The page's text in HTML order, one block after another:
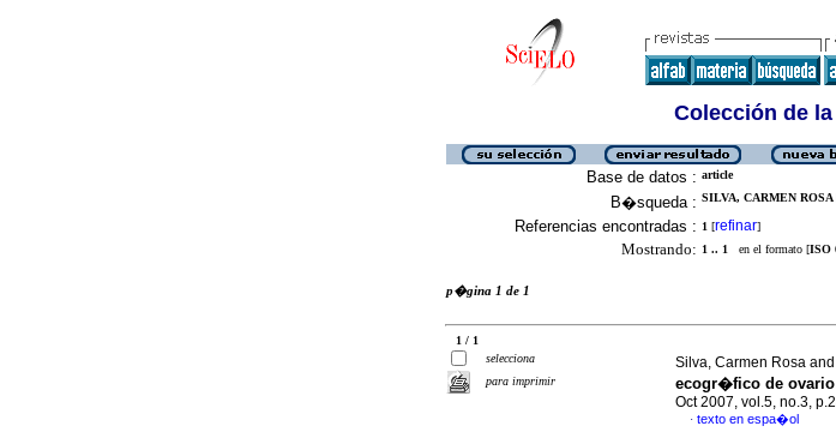
Colección de
Base de datos : article
B�squeda : SILVA, CARMEN
Referencias encontradas : 1 [refinar]
Mostrando: 1 .. 1 en el formato [ISO
p�gina 1 de 1
1 / 1
selecciona
para imprimir
Silva, Carmen Rosa
ecogr�fico de
Oct 2007, vol.5, no.3,
· texto en espa�ol